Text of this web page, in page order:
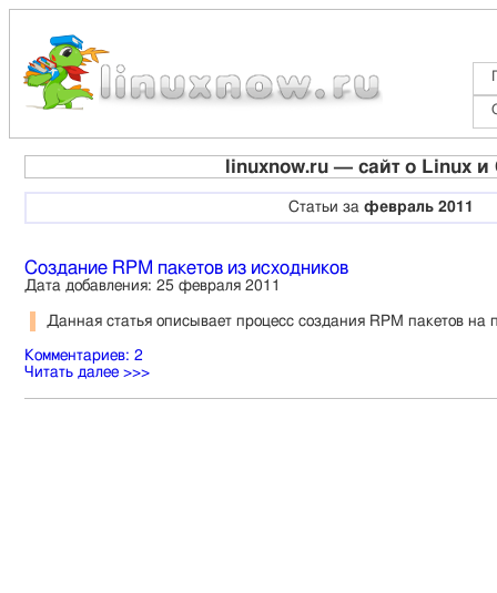
linuxnow.ru — cайт о Linux
Статьи за февраль 2011
Создание RPM пакетов из исходников
Дата добавления: 25 февраля 2011
Данная статья описывает процесс создания RPM пакетов на
Комментариев: 2
Читать далее >>>